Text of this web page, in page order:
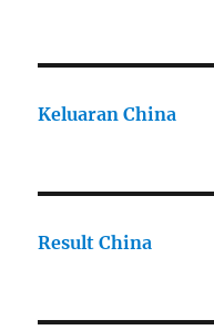
Keluaran China
Result China